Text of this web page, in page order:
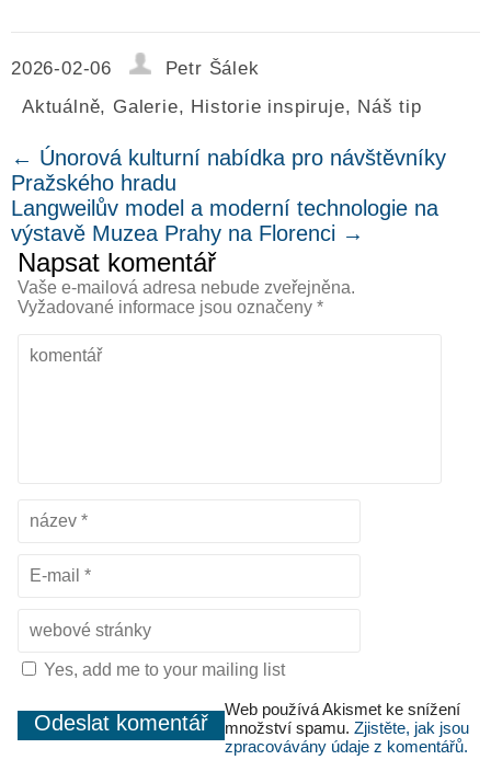
2026-02-06
Petr Šálek
Aktuálně, Galerie, Historie inspiruje, Náš tip
← Únorová kulturní nabídka pro návštěvníky
Pražského hradu
Langweilův model a moderní technologie na
výstavě Muzea Prahy na Florenci →
Napsat komentář
Vaše e-mailová adresa nebude zveřejněna.
Vyžadované informace jsou označeny *
Yes, add me to your mailing list
Web používá Akismet ke snížení
množství spamu. Zjistěte, jak jsou
zpracovávány údaje z komentářů.